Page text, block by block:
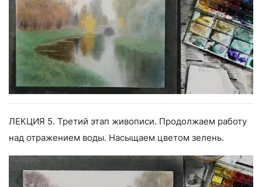
ЛЕКЦИЯ 5. Третий этап живописи. Продолжаем работу
над отражением воды. Насыщаем цветом зелень.